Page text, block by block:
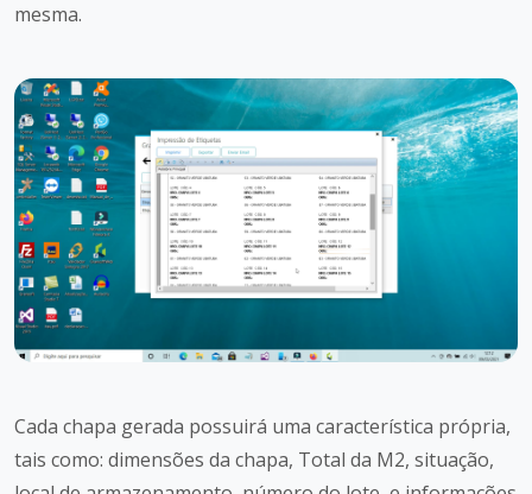
mesma.
Cada chapa gerada possuirá uma característica própria,
tais como: dimensões da chapa, Total da M2, situação,